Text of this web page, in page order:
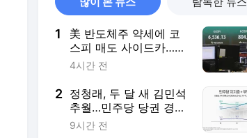
1
美 반도체주 약세에 코
스피 매도 사이드카…삼
전·닉스도 급락
4시간 전
2 정청래, 두 달 새 김민석
추월…민주당 당권 경쟁
‘초박빙’
9시간 전